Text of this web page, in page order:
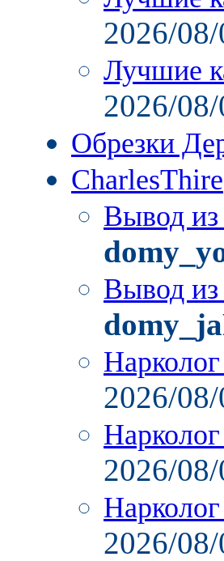
2026/
Лучшие
2026/
Обрезки
CharlesThire
Вывод из
Вывод из
2026/
2026/
2026/